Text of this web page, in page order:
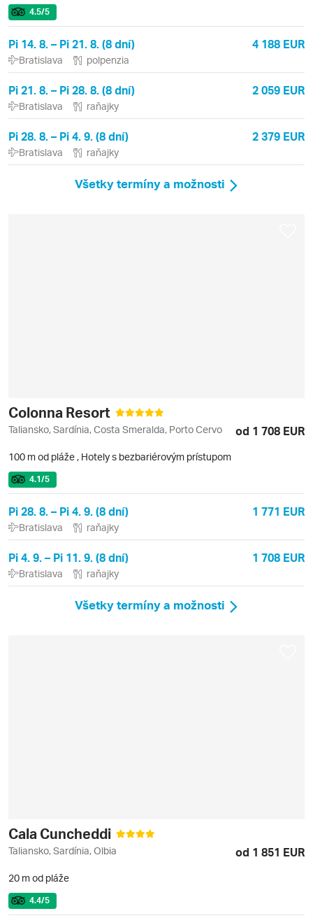
4.5/5
Pi 14. 8. – Pi 21. 8. (8 dní) 4 188 EUR
Bratislava polpenzia
Pi 21. 8. – Pi 28. 8. (8 dní) 2 059 EUR
Bratislava raňajky
Pi 28. 8. – Pi 4. 9. (8 dní) 2 379 EUR
Bratislava raňajky
Všetky termíny a možnosti
Colonna Resort
Taliansko, Sardínia, Costa Smeralda, Porto Cervo od 1 708 EUR
100 m od pláže , Hotely s bezbariérovým prístupom
4.1/5
Pi 28. 8. – Pi 4. 9. (8 dní) 1 771 EUR
Bratislava raňajky
Pi 4. 9. – Pi 11. 9. (8 dní) 1 708 EUR
Bratislava raňajky
Všetky termíny a možnosti
Cala Cuncheddi
Taliansko, Sardínia, Olbia od 1 851 EUR
20 m od pláže
4.4/5